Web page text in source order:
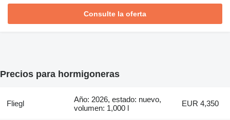
Consulte la oferta
Precios para hormigoneras
Fliegl
Año: 2026, estado: nuevo,
volumen: 1,000 l
EUR 4,350